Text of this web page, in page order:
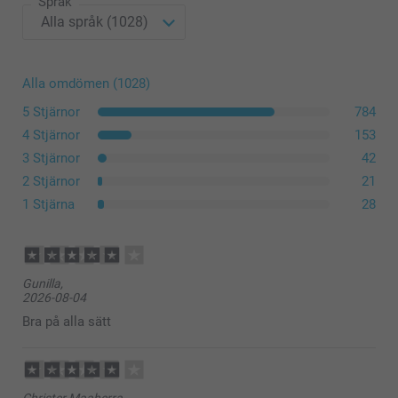
sortiment
Alla omdömen (1028)
5 Stjärnor
784
4 Stjärnor
153
3 Stjärnor
42
2 Stjärnor
21
1 Stjärna
28
Gunilla,
2026-08-04
Bra på alla sätt